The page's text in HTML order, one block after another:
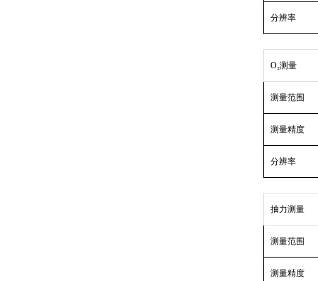
分辨率
O₂测量
测量范围
测量精度
分辨率
抽力测量
测量范围
测量精度